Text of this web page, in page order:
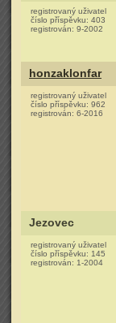
registrovaný uživatel
číslo příspěvku: 403
registrován: 9-2002
honzaklonfar
registrovaný uživatel
číslo příspěvku: 962
registrován: 6-2016
Jezovec
registrovaný uživatel
číslo příspěvku: 145
registrován: 1-2004